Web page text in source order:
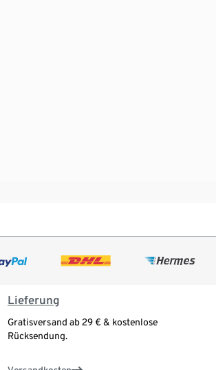
Lieferung
Gratisversand ab 29 € & kostenlose
Rücksendung.